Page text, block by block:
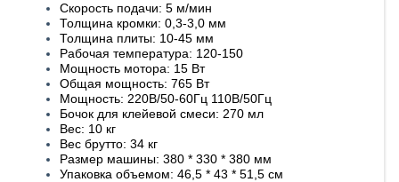
Скорость подачи: 5 м/мин
Толщина кромки: 0,3-3,0 мм
Толщина плиты: 10-45 мм
Рабочая температура: 120-150
Мощность мотора: 15 Вт
Общая мощность: 765 Вт
Мощность: 220В/50-60Гц 110В/50Гц
Бочок для клейевой смеси: 270 мл
Вес: 10 кг
Вес брутто: 34 кг
Размер машины: 380 * 330 * 380 мм
Упаковка объемом: 46,5 * 43 * 51,5 см